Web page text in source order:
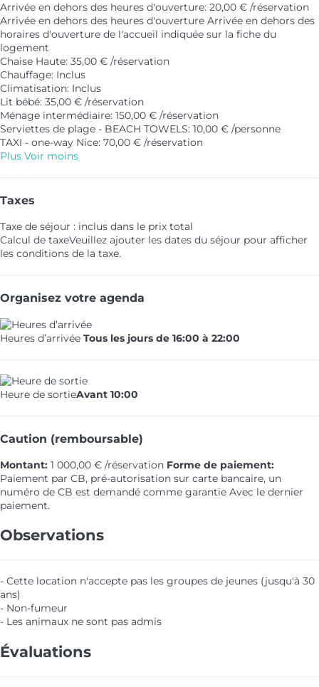
Arrivée en dehors des heures d'ouverture: 20,00 € /réservation
Arrivée en dehors des heures d'ouverture Arrivée en dehors des
horaires d'ouverture de l'accueil indiquée sur la fiche du
logement
Chaise Haute: 35,00 € /réservation
Chauffage: Inclus
Climatisation: Inclus
Lit bébé: 35,00 € /réservation
Ménage intermédiaire: 150,00 € /réservation
Serviettes de plage - BEACH TOWELS: 10,00 € /personne
TAXI - one-way Nice: 70,00 € /réservation
Plus Voir moins
Taxes
Taxe de séjour : inclus dans le prix total
Calcul de taxeVeuillez ajouter les dates du séjour pour afficher
les conditions de la taxe.
Organisez votre agenda
Heures d’arrivée Tous les jours de 16:00 à 22:00
Heure de sortieAvant 10:00
Caution (remboursable)
Montant: 1 000,00 € /réservation Forme de paiement:
Paiement par CB, pré-autorisation sur carte bancaire, un
numéro de CB est demandé comme garantie Avec le dernier
paiement.
Observations
- Cette location n'accepte pas les groupes de jeunes (jusqu'à 30
ans)
- Non-fumeur
- Les animaux ne sont pas admis
Évaluations